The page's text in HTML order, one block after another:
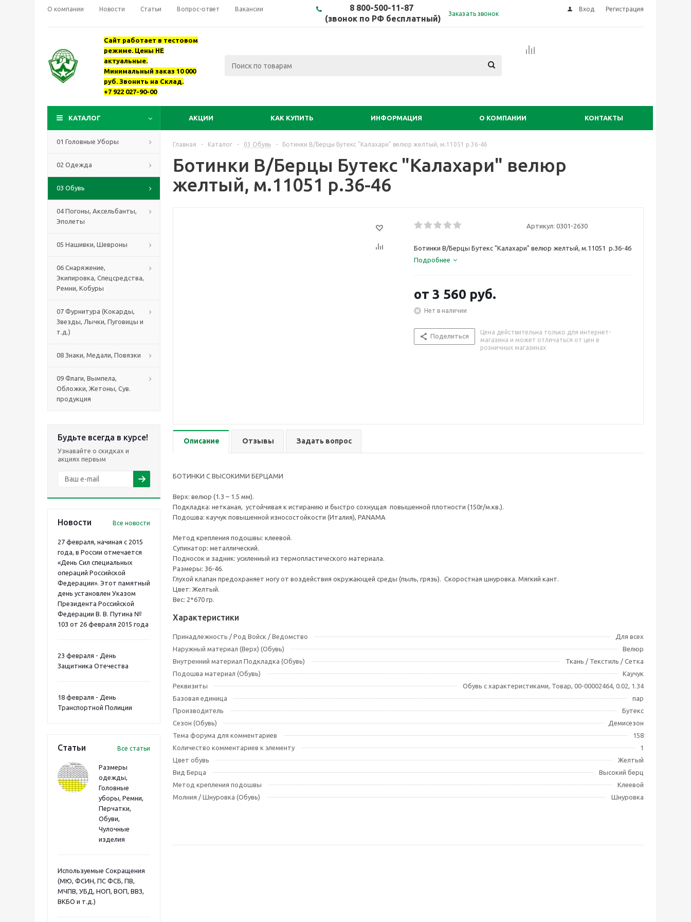
О компании Новости Статьи Вопрос-ответ Вакансии
8 800-500-11-87
(звонок по РФ бесплатный)
Заказать звонок
Вход Регистрация
Сайт работает в тестовом
режиме. Цены НЕ
актуальные.
Минимальный заказ 10 000
руб. Звонить на Склад.
+7 922 027-90-00
КАТАЛОГ АКЦИИ КАК КУПИТЬ ИНФОРМАЦИЯ О КОМПАНИИ КОНТАКТЫ
01 Головные Уборы
02 Одежда
03 Обувь
04 Погоны, Аксельбанты,
Эполеты
05 Нашивки, Шевроны
06 Снаряжение,
Экипировка, Спецсредства,
Ремни, Кобуры
07 Фурнитура (Кокарды,
Звезды, Лычки, Пуговицы и
т.д.)
08 Знаки, Медали, Повязки
09 Флаги, Вымпела,
Обложки, Жетоны, Сув.
продукция
Будьте всегда в курсе!
Узнавайте о скидках и
акциях первым
Новости Все новости
27 февраля, начиная с 2015
года, в России отмечается
«День Сил специальных
операций Российской
Федерации». Этот памятный
день установлен Указом
Президента Российской
Федерации В. В. Путина №
103 от 26 февраля 2015 года
23 февраля - День
Защитника Отечества
18 февраля - День
Транспортной Полиции
Статьи Все статьи
Размеры
одежды,
Головные
уборы, Ремни,
Перчатки,
Обуви,
Чулочные
изделия
Используемые Сокращения
(МЮ, ФСИН, ПС ФСБ, ПВ,
МЧПВ, УБД, НОП, ВОП, ВВЗ,
ВКБО и т.д.)
Главная - Каталог - 03 Обувь - Ботинки В/Берцы Бутекс "Калахари" велюр желтый, м.11051 р.36-46
Ботинки В/Берцы Бутекс "Калахари" велюр
желтый, м.11051 р.36-46
Артикул: 0301-2630
Ботинки В/Берцы Бутекс "Калахари" велюр желтый, м.11051 р.36-46
Подробнее
от 3 560 руб.
Нет в наличии
Поделиться
Цена действительна только для интернет-
магазина и может отличаться от цен в
розничных магазинах
Описание Отзывы Задать вопрос
БОТИНКИ С ВЫСОКИМИ БЕРЦАМИ
Верх: велюр (1.3 – 1.5 мм).
Подкладка: нетканая, устойчивая к истиранию и быстро сохнущая повышенной плотности (150г/м.кв.).
Подошва: каучук повышенной износостойкости (Италия), PANAMA
Метод крепления подошвы: клеевой.
Супинатор: металлический.
Подносок и задник: усиленный из термопластического материала.
Размеры: 36-46.
Глухой клапан предохраняет ногу от воздействия окружающей среды (пыль, грязь). Скоростная шнуровка. Мягкий кант.
Цвет: Желтый.
Вес: 2*670 гр.
Характеристики
Принадлежность / Род Войск / Ведомство
Для всех
Наружный материал (Верх) (Обувь)
Велюр
Внутренний материал Подкладка (Обувь)
Ткань / Текстиль / Сетка
Подошва материал (Обувь)
Каучук
Реквизиты
Обувь с характеристиками, Товар, 00-00002464, 0.02, 1.34
Базовая единица
пар
Производитель
Бутекс
Сезон (Обувь)
Демисезон
Тема форума для комментариев
158
Количество комментариев к элементу
1
Цвет обувь
Желтый
Вид Берца
Высокий берц
Метод крепления подошвы
Клеевой
Молния / Шнуровка (Обувь)
Шнуровка